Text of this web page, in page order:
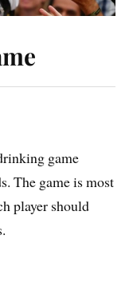
game
The game is most
player should